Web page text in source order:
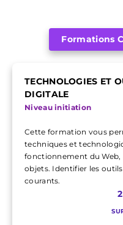
Formations
TECHNOLOGIES ET
DIGITALE
Niveau initiation
Cette formation vous
techniques et
fonctionnement du Web,
objets. Identifier les
courants.